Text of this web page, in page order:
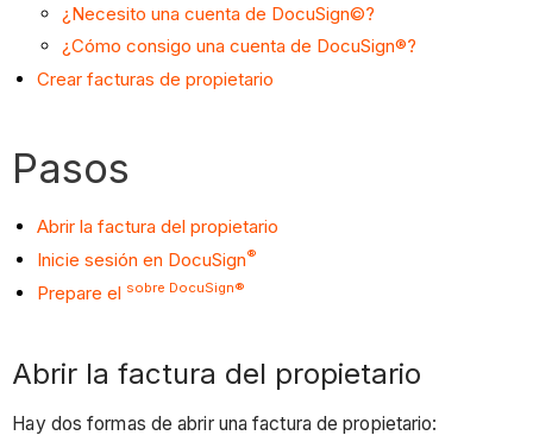
¿Necesito una cuenta de DocuSign©?
¿Cómo consigo una cuenta de DocuSign®?
Crear facturas de propietario
Pasos
Abrir la factura del propietario
Inicie sesión en DocuSign®
Prepare el sobre DocuSign®
Abrir la factura del propietario
Hay dos formas de abrir una factura de propietario: